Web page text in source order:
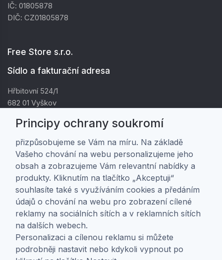
IČ: 01805878
DIČ: CZ01805878
Free Store s.r.o.
Sídlo a fakturační adresa
Hřbitovní 524/1
682 01 Vyškov
DIČ: CZ01805878
Zákaznická péče
Doprava a platba
Obchodní podmínky
Ochrana osobních údajů
Nastavení soukromí
O nás
Principy ochrany soukromí
přizpůsobujeme se Vám na míru. Na základě
Vašeho chování na webu personalizujeme jeho
obsah a zobrazujeme Vám relevantní nabídky a
produkty. Kliknutím na tlačítko „Akceptuji“
souhlasíte také s využíváním cookies a předáním
údajů o chování na webu pro zobrazení cílené
reklamy na sociálních sítích a v reklamních sítích
na dalších webech.
Personalizaci a cílenou reklamu si můžete
podrobněji nastavit nebo kdykoli vypnout po